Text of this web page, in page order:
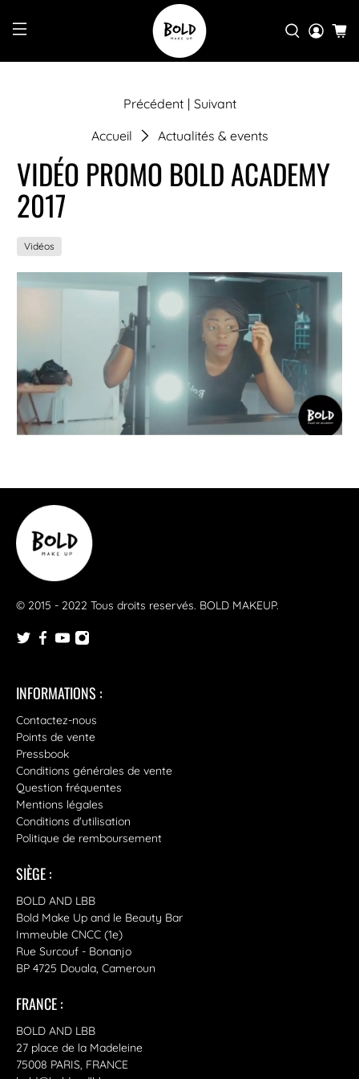
Accueil Actualités & events
Précédent | Suivant
VIDÉO PROMO BOLD ACADEMY
2017
Vidéos
© 2015 - 2022 Tous droits reservés. BOLD MAKEUP.
INFORMATIONS :
Contactez-nous
Points de vente
Pressbook
Conditions générales de vente
Question fréquentes
Mentions légales
Conditions d'utilisation
Politique de remboursement
SIÈGE :
BOLD AND LBB
Bold Make Up and le Beauty Bar
Immeuble CNCC (1e)
Rue Surcouf - Bonanjo
BP 4725 Douala, Cameroun
FRANCE :
BOLD AND LBB
27 place de la Madeleine
75008 PARIS, FRANCE